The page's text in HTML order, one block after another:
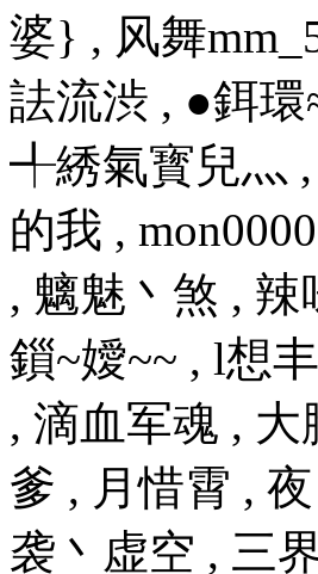
婆} , 风舞
詓流渋 , ●鉺環
╃綉氣寳兒灬 ,
的我 ,
, 魑魅丶煞 ,
鎻~嬡~~ , l想
, 滴血军魂 ,
爹 , 月惜霄 ,
袭丶虚空 , 三